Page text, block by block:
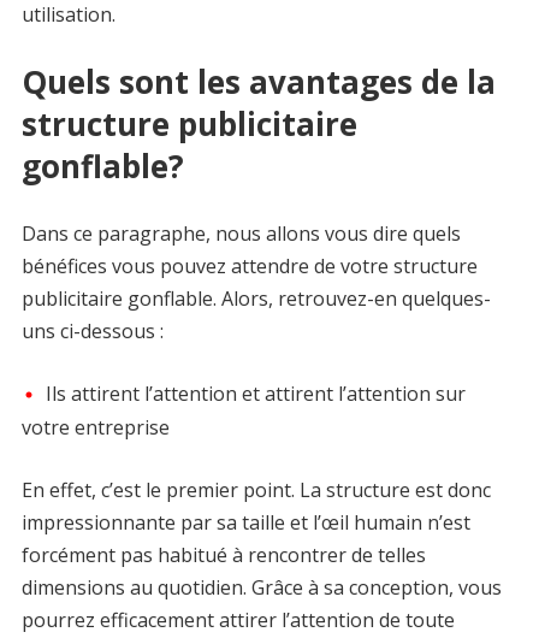
utilisation.
Quels sont les avantages de la
structure publicitaire
gonflable?
Dans ce paragraphe, nous allons vous dire quels
bénéfices vous pouvez attendre de votre structure
publicitaire gonflable. Alors, retrouvez-en quelques-
uns ci-dessous :
Ils attirent l’attention et attirent l’attention sur
votre entreprise
En effet, c’est le premier point. La structure est donc
impressionnante par sa taille et l’œil humain n’est
forcément pas habitué à rencontrer de telles
dimensions au quotidien. Grâce à sa conception, vous
pourrez efficacement attirer l’attention de toute